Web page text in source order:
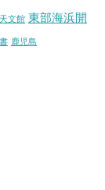
天文館 東部海浜開
鹿児島